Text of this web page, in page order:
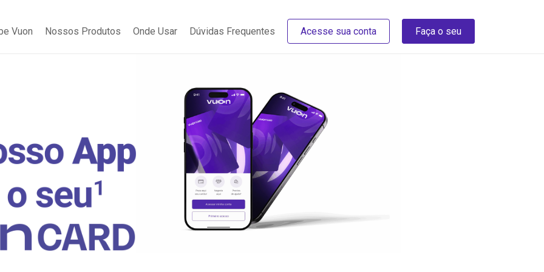
Vuon Nossos Produtos Onde Usar Dúvidas Frequentes Acesse sua conta Faça o seu